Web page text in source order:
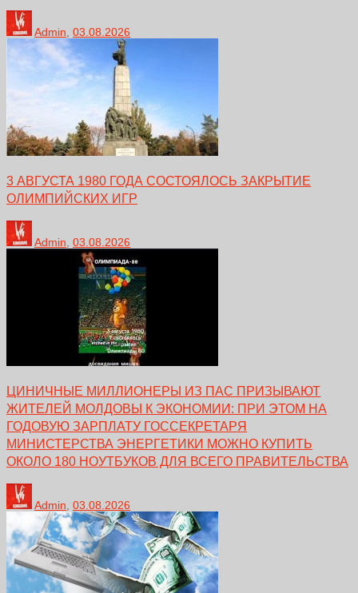
Admin 03.08.2026
3 АВГУСТА 1980 ГОДА СОСТОЯЛОСЬ ЗАКРЫТИЕ
ОЛИМПИЙСКИХ ИГР
Admin 03.08.2026
ЦИНИЧНЫЕ МИЛЛИОНЕРЫ ИЗ ПАС ПРИЗЫВАЮТ
ЖИТЕЛЕЙ МОЛДОВЫ К ЭКОНОМИИ: ПРИ ЭТОМ НА
ГОДОВУЮ ЗАРПЛАТУ ГОССЕКРЕТАРЯ
МИНИСТЕРСТВА ЭНЕРГЕТИКИ МОЖНО КУПИТЬ
ОКОЛО 180 НОУТБУКОВ ДЛЯ ВСЕГО ПРАВИТЕЛЬСТВА
Admin 03.08.2026